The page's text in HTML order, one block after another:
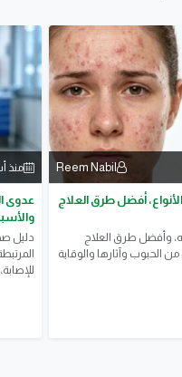
Reem Nabil
أفضل طرق العلاج
وأفضل طرق العلاج
من الحبوب وآثارها والوقاية
منذ
​دليل